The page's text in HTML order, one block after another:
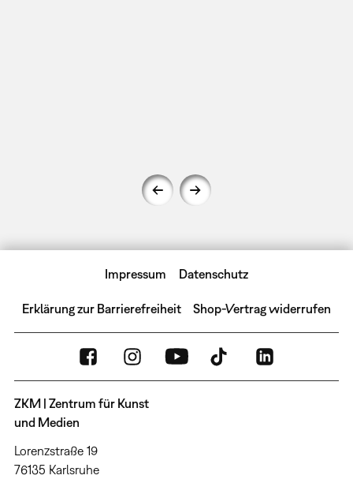
Impressum Datenschutz
Erklärung zur Barrierefreiheit Shop-Vertrag widerrufen
ZKM | Zentrum für Kunst
und Medien
Lorenzstraße 19
76135 Karlsruhe